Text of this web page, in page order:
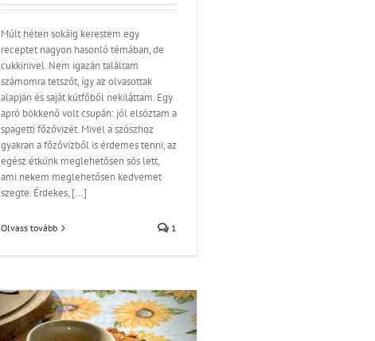
Múlt héten sokáig kerestem egy
receptet nagyon hasonló témában, de
cukkinivel. Nem igazán találtam
számomra tetszőt, így az olvasottak
alapján és saját kútfőből nekiláttam. Egy
apró bökkenő volt csupán: jól elsóztam a
spagetti főzővizét. Mivel a szószhoz
gyakran a főzővízből is érdemes tenni, az
egész étkünk meglehetősen sós lett,
ami nekem meglehetősen kedvemet
szegte. Érdekes, [...]
Olvass tovább 1